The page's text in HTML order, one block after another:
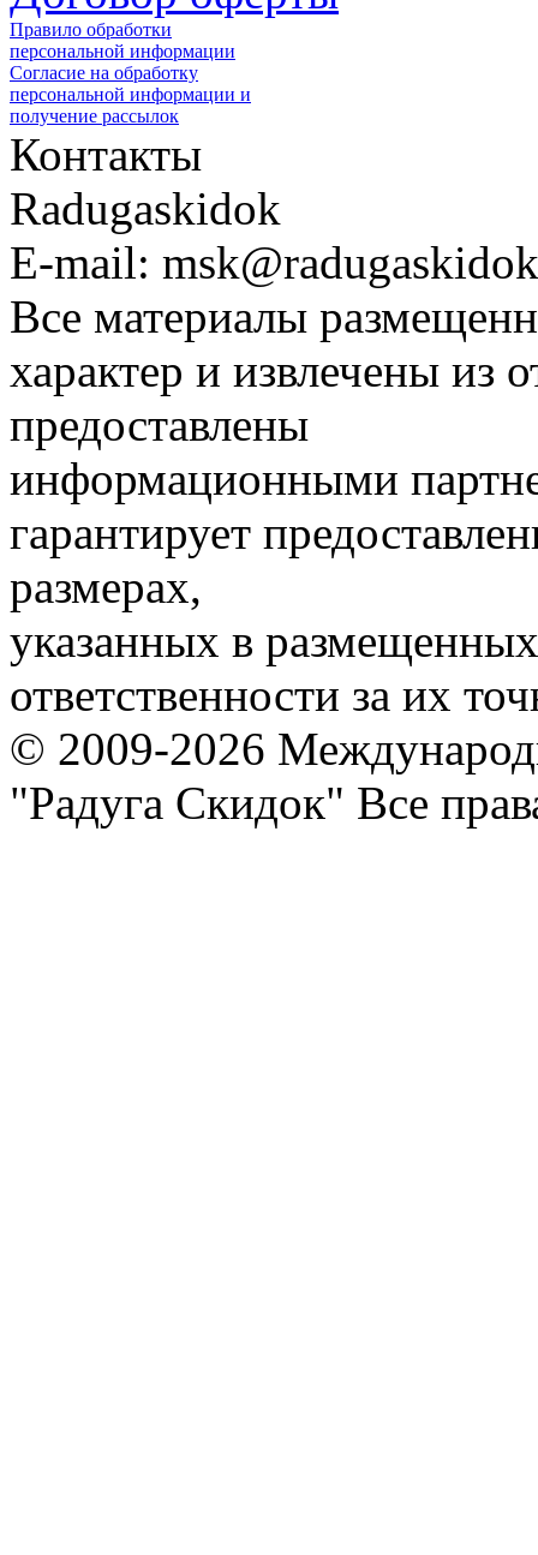
Правило обработки
персональной информации
Согласие на обработку
персональной информации и
получение рассылок
Контакты
Radugaskidok
E-mail:
Все материалы
характер и извлечены из
предоставлены
информационными
гарантирует
размерах,
указанных в
ответственности за их
© 2009-2026
"Радуга Скидок" Все